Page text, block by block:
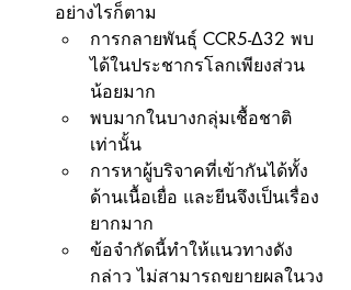
อย่างไรก็ตาม
การกลายพันธุ์ CCR5-Δ32 พบ
ได้ในประชากรโลกเพียงส่วน
น้อยมาก
พบมากในบางกลุ่มเชื้อชาติ
เท่านั้น
การหาผู้บริจาคที่เข้ากันได้ทั้ง
ด้านเนื้อเยื่อ และยีนจึงเป็นเรื่อง
ยากมาก
ข้อจำกัดนี้ทำให้แนวทางดัง
กล่าว ไม่สามารถขยายผลในวง